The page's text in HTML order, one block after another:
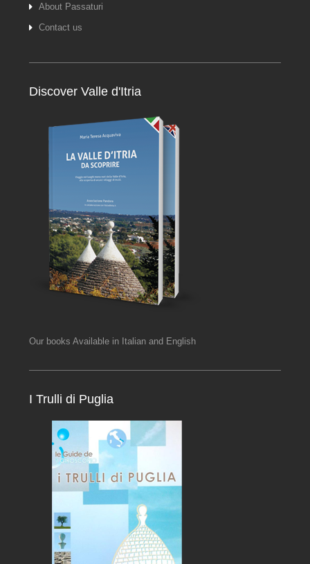
About Passaturi
Contact us
Discover Valle d'Itria
Our books Available in Italian and English
I Trulli di Puglia